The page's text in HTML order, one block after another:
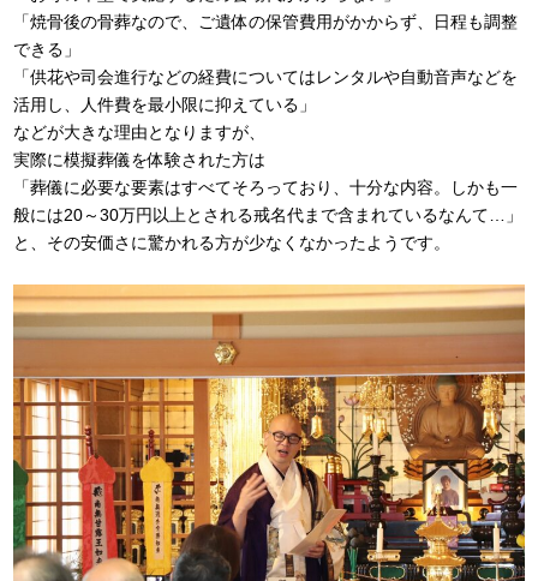
「焼骨後の骨葬なので、ご遺体の保管費用がかからず、日程も調整
できる」
「供花や司会進行などの経費についてはレンタルや自動音声などを
活用し、人件費を最小限に抑えている」
などが大きな理由となりますが、
実際に模擬葬儀を体験された方は
「葬儀に必要な要素はすべてそろっており、十分な内容。しかも一
般には20～30万円以上とされる戒名代まで含まれているなんて…」
と、その安価さに驚かれる方が少なくなかったようです。